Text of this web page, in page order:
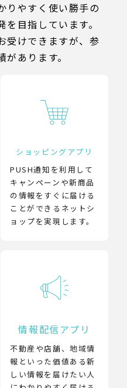
りやすく使い勝手の
目指しています。
受けできますが、参
あります。
ショッピングアプリ
PUSH通知を利用して
キャンペーンや新商品
の情報をすぐに届ける
ことができるネットシ
ョップを実現します。
情報配信アプリ
不動産や店舗、地域情
報といった価値ある新
しい情報を届けたい人